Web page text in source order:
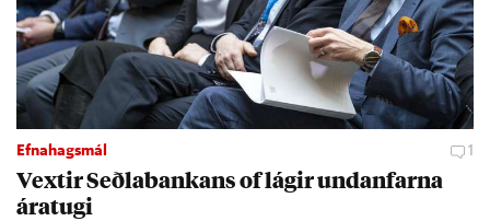
Efnahagsmál 1
Vext­ir Seðla­bank­ans of lág­ir und­an­farna
ára­tugi